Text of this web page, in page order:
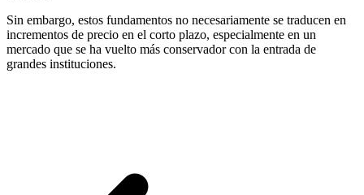
Sin embargo, estos fundamentos no necesariamente se traducen en
incrementos de precio en el corto plazo, especialmente en un
mercado que se ha vuelto más conservador con la entrada de
grandes instituciones.